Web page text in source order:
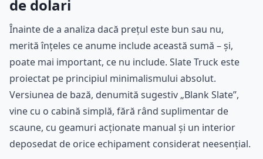
de dolari
Înainte de a analiza dacă prețul este bun sau nu,
merită înțeles ce anume include această sumă – și,
poate mai important, ce nu include. Slate Truck este
proiectat pe principiul minimalismului absolut.
Versiunea de bază, denumită sugestiv „Blank Slate”,
vine cu o cabină simplă, fără rând suplimentar de
scaune, cu geamuri acționate manual și un interior
deposedat de orice echipament considerat neesențial.